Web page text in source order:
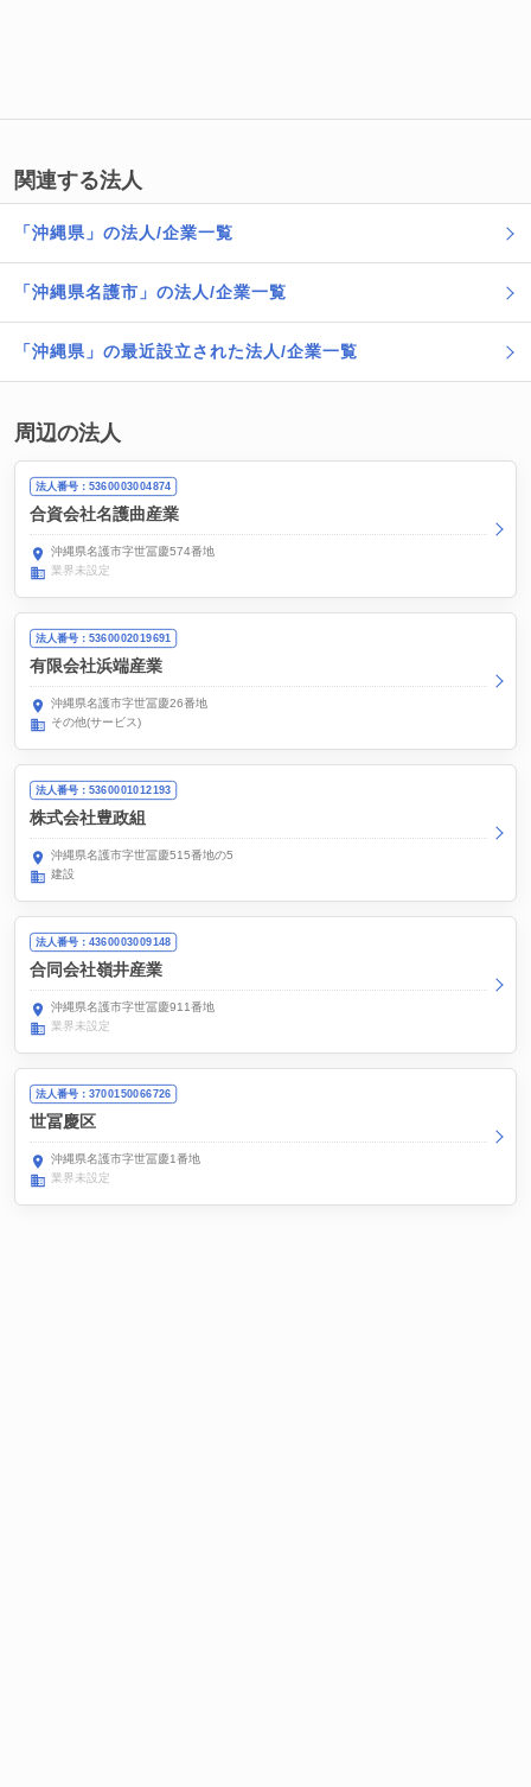
関連する法人
「沖縄県」の法人/企業一覧
「沖縄県名護市」の法人/企業一覧
「沖縄県」の最近設立された法人/企業一覧
周辺の法人
法人番号：5360003004874
合資会社名護曲産業
沖縄県名護市字世冨慶574番地
業界未設定
法人番号：5360002019691
有限会社浜端産業
沖縄県名護市字世冨慶26番地
その他(サービス)
法人番号：5360001012193
株式会社豊政組
沖縄県名護市字世冨慶515番地の5
建設
法人番号：4360003009148
合同会社嶺井産業
沖縄県名護市字世冨慶911番地
業界未設定
法人番号：3700150066726
世冨慶区
沖縄県名護市字世冨慶1番地
業界未設定